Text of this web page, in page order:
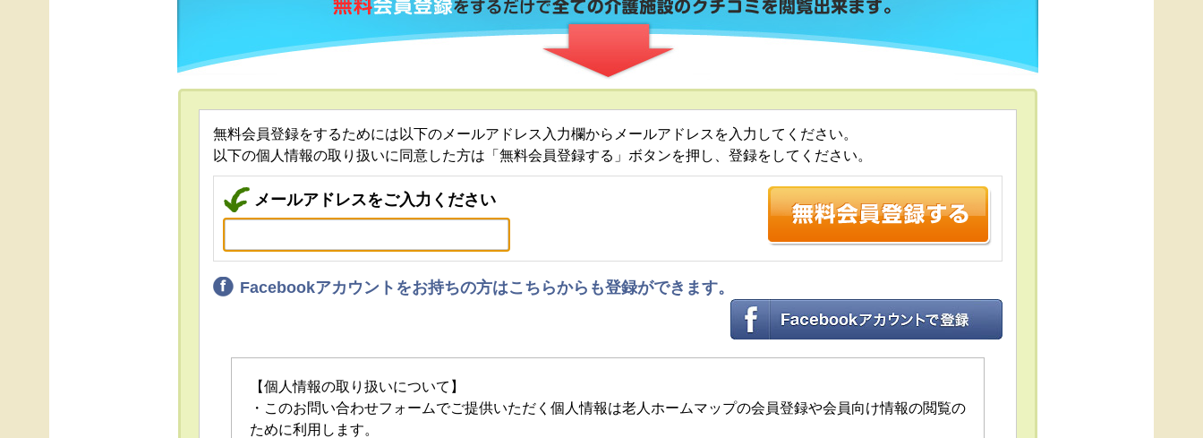
無料会員登録をするためには以下のメールアドレス入力欄からメールアドレスを入力してください。
以下の個人情報の取り扱いに同意した方は「無料会員登録する」ボタンを押し、登録をしてください。
メールアドレスをご入力ください
Facebookアカウントをお持ちの方はこちらからも登録ができます。
【個人情報の取り扱いについて】
・このお問い合わせフォームでご提供いただく個人情報は老人ホームマップの会員登録や会員向け情報の閲覧の
ために利用します。